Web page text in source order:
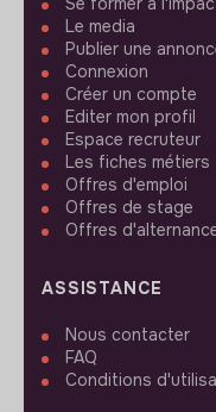
Le media
Publier une
Connexion
Créer un compte
Editer mon profil
Espace recruteur
Les fiches métiers
Offres d'emploi
Offres de stage
Offres
ASSISTANCE
Nous contacter
FAQ
Conditions